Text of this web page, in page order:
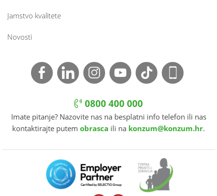
Jamstvo kvalitete
Novosti
0800 400 000
Imate pitanje? Nazovite nas na besplatni info telefon ili nas
kontaktirajte putem obrasca ili na konzum@konzum.hr.